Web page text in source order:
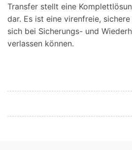
Transfer stellt eine
dar. Es ist eine virenfreie,
sich bei Sicherungs- und
verlassen können.